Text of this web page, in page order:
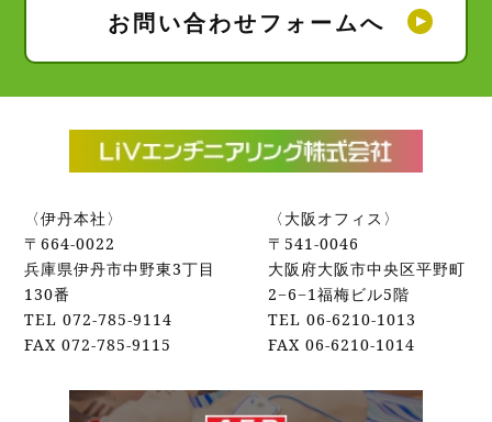
お問い合わせフォームへ
〈伊丹本社〉
〒664-0022
兵庫県伊丹市中野東3丁目
130番
TEL 072-785-9114
FAX 072‐785‐9115
〈大阪オフィス〉
〒541-0046
大阪府大阪市中央区平野町
2−6−1福梅ビル5階
TEL 06-6210-1013
FAX 06‐6210‐1014